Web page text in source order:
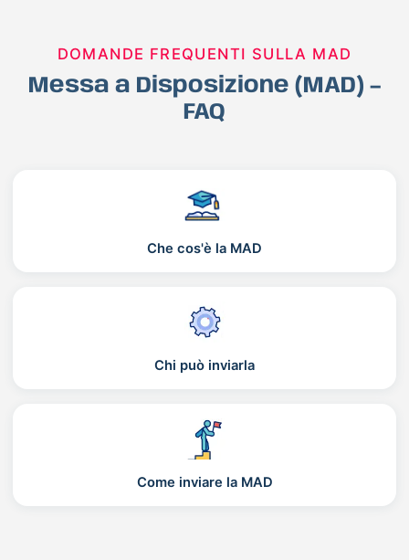
DOMANDE FREQUENTI SULLA MAD
Messa a Disposizione (MAD) –
FAQ
Che cos'è la MAD
Chi può inviarla
Come inviare la MAD